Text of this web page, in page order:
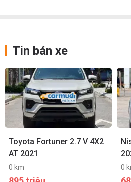
Tin bán xe
Toyota Fortuner 2.7 V 4X2
AT 2021
0 km 0